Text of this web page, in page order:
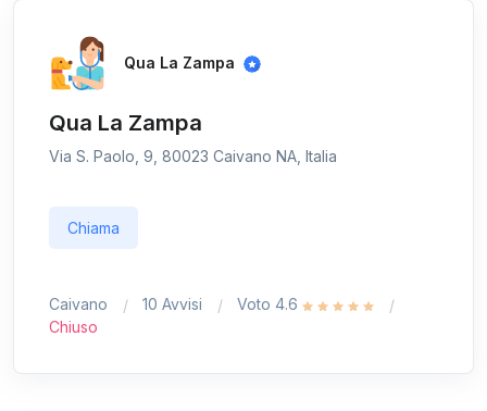
Qua La Zampa
Qua La Zampa
Via S. Paolo, 9, 80023 Caivano NA, Italia
Chiama
Caivano 10 Avvisi
Voto 4.6
Chiuso